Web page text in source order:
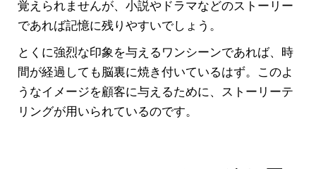
覚えられませんが、小説やドラマなどのストーリー
であれば記憶に残りやすいでしょう。
とくに強烈な印象を与えるワンシーンであれば、時
間が経過しても脳裏に焼き付いているはず。このよ
うなイメージを顧客に与えるために、ストーリーテ
リングが用いられているのです。